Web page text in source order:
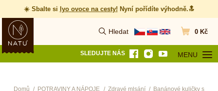
☀️ Sbalte si lyo ovoce na cesty! Nyní pořídíte výhodně.🔝
Hledat
Vyhledat Přejít do
0 Kč
SLEDUJTE NÁS MENU
OTEVŘÍT
Domů POTRAVINY A NÁPOJE Zdravé mlsání
Banánové kuličky s